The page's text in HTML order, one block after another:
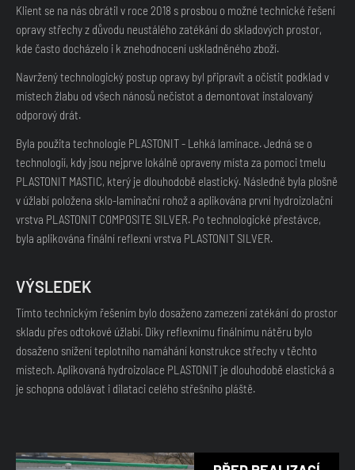
Klient se na nás obrátil v roce 2018 s prosbou o možné technické řešení
opravy střechy z důvodu neustálého zatékání do skladových prostor,
kde často docházelo i k znehodnocení uskladněného zboží.
Navržený technologický postup opravy byl připravit a očistit podklad v
místech žlabu od všech nánosů nečistot a demontovat instalovaný
odporový drát.
Byla použita technologie PLASTONIT - Lehká laminace. Jedná se o
technologií, kdy jsou nejprve lokálně opraveny místa za pomoci tmelu
PLASTONIT MASTIC, který je dlouhodobě elastický. Následně byla plošně
v úžlabí položena sklo-laminační rohož a aplikována první hydroizolační
vrstva PLASTONIT COMPOSITE SILVER. Po technologické přestávce,
byla aplikována finální reflexní vrstva PLASTONIT SILVER.
VÝSLEDEK
Tímto technickým řešením bylo dosaženo zamezení zatékání do prostor
skladu přes odtokové úžlabí. Díky reflexnímu finálnímu nátěru bylo
dosaženo snížení teplotního namáhání konstrukce střechy v těchto
místech. Aplikovaná hydroizolace PLASTONIT je dlouhodobě elastická a
je schopna odolávat i dilataci celého střešního pláště.